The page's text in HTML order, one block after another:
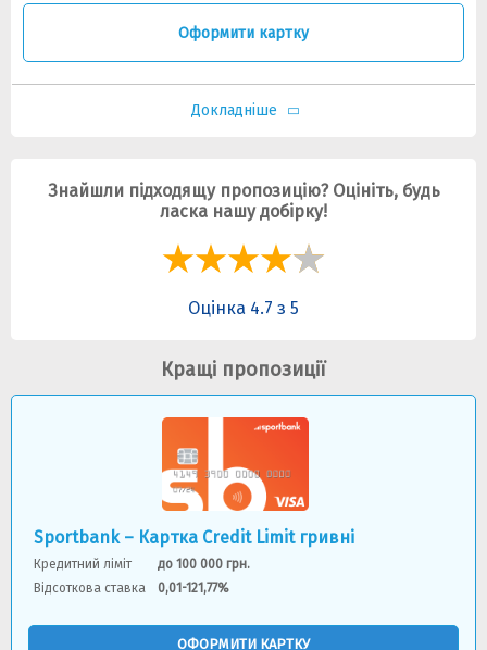
Оформити картку
Докладніше
Знайшли підходящу пропозицію? Оцініть, будь
ласка нашу добірку!
Оцінка 4.7 з 5
Кращі пропозиції
Sportbank – Картка Credit Limit гривні
Кредитний ліміт
до 100 000 грн.
Відсоткова ставка
0,01-121,77%
ОФОРМИТИ КАРТКУ